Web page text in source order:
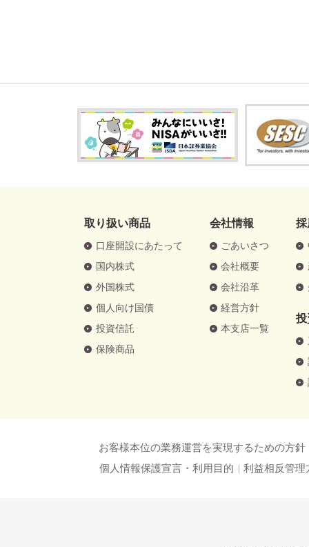
取り扱い商品
口座開設にあたって
国内株式
外国株式
個人向け国債
投資信託
保険商品
会社情報
ごあいさつ
会社概要
会社沿革
経営方針
本支店一覧
お客様本位の業務運営を実現するための方針
個人情報保護宣言・利用目的
利益相反管理